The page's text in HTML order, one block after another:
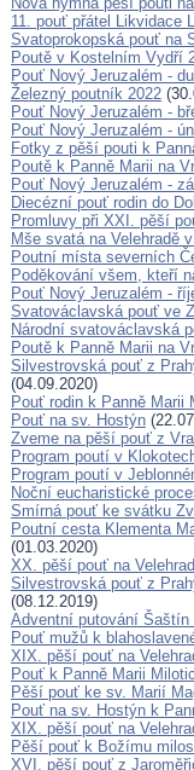
11. pouť přátel Likvidace
Svatoprokopská pouť na
Poutě v Kostelním Vydří
Pouť Nový Jeruzalém -
Železný poutník 2022
Pouť Nový Jeruzalém -
Pouť Nový Jeruzalém -
Fotky z pěší pouti k
Poutě k Panně Marii na
Pouť Nový Jeruzalém -
Diecézní pouť rodin do
Promluvy při XXI. pěší
Mše svatá na Velehradě
Poutní místa severních
Poděkování všem, kteří
Pouť Nový Jeruzalém -
Svatováclavská pouť ve
Národní svatováclavská
Poutě k Panně Marii na
Silvestrovská pouť z
(04.09.2020)
Pouť rodin k Panně Marii
Pouť na sv. Hostýn
Zveme na pěší pouť z
Program poutí v
Program poutí v
Noční eucharistické
Smírná pouť ke svátku
Poutní cesta Klementa
(01.03.2020)
XX. pěší pouť na
Silvestrovská pouť z
(08.12.2019)
Adventní putování Šaštín
Pouť mužů k
XIX. pěší pouť na
Pouť k Panně Marii
Pěší pouť ke sv. Marií
Pouť na sv. Hostýn k
XIX. pěší pouť na
Pěší pouť k Božímu
XVI. pěší pouť z